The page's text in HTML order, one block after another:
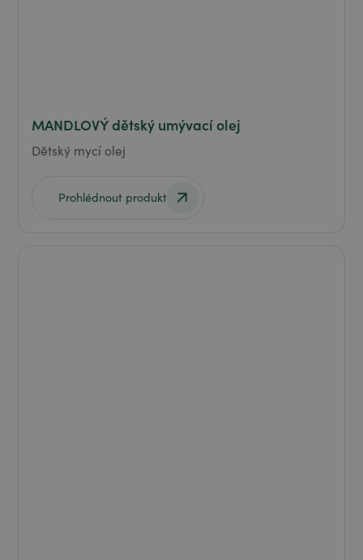
MANDLOVÝ dětský umývací olej
Dětský mycí olej
Prohlédnout produkt